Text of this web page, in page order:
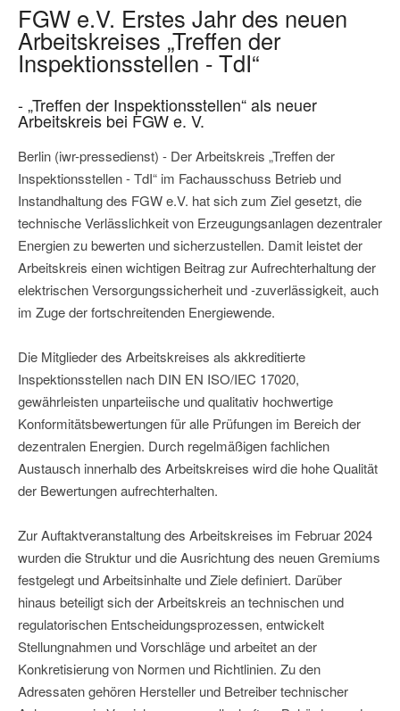
FGW e.V. Erstes Jahr des neuen
Arbeitskreises „Treffen der
Inspektionsstellen - TdI“
- „Treffen der Inspektionsstellen“ als neuer
Arbeitskreis bei FGW e. V.
Berlin (iwr-pressedienst) - Der Arbeitskreis „Treffen der
Inspektionsstellen - TdI“ im Fachausschuss Betrieb und
Instandhaltung des FGW e.V. hat sich zum Ziel gesetzt, die
technische Verlässlichkeit von Erzeugungsanlagen dezentraler
Energien zu bewerten und sicherzustellen. Damit leistet der
Arbeitskreis einen wichtigen Beitrag zur Aufrechterhaltung der
elektrischen Versorgungssicherheit und -zuverlässigkeit, auch
im Zuge der fortschreitenden Energiewende.
Die Mitglieder des Arbeitskreises als akkreditierte
Inspektionsstellen nach DIN EN ISO/IEC 17020,
gewährleisten unparteiische und qualitativ hochwertige
Konformitätsbewertungen für alle Prüfungen im Bereich der
dezentralen Energien. Durch regelmäßigen fachlichen
Austausch innerhalb des Arbeitskreises wird die hohe Qualität
der Bewertungen aufrechterhalten.
Zur Auftaktveranstaltung des Arbeitskreises im Februar 2024
wurden die Struktur und die Ausrichtung des neuen Gremiums
festgelegt und Arbeitsinhalte und Ziele definiert. Darüber
hinaus beteiligt sich der Arbeitskreis an technischen und
regulatorischen Entscheidungsprozessen, entwickelt
Stellungnahmen und Vorschläge und arbeitet an der
Konkretisierung von Normen und Richtlinien. Zu den
Adressaten gehören Hersteller und Betreiber technischer